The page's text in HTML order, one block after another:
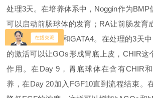
处理3天。在培养体系中，Noggin作为BMP
可以启动前肠球体的发育；RA让前肠发育
标记物是HNF1B和GATA4。在处理的3天
的激活可以让GOs形成胃底上皮，CHIR这
作用。在Day 9，胃底球体在含有CHIR
养，在Day 20加入FGF10直到流程结束。